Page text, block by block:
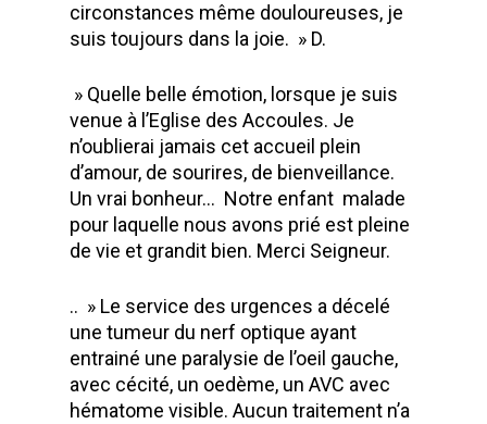
circonstances même douloureuses, je
suis toujours dans la joie. » D.
» Quelle belle émotion, lorsque je suis
venue à l’Eglise des Accoules. Je
n’oublierai jamais cet accueil plein
d’amour, de sourires, de bienveillance.
Un vrai bonheur… Notre enfant malade
pour laquelle nous avons prié est pleine
de vie et grandit bien. Merci Seigneur.
.. » Le service des urgences a décelé
une tumeur du nerf optique ayant
entrainé une paralysie de l’oeil gauche,
avec cécité, un oedème, un AVC avec
hématome visible. Aucun traitement n’a